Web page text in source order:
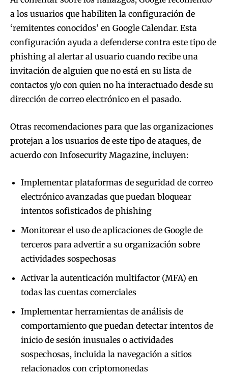
a los usuarios que habiliten la configuración de
‘remitentes conocidos’ en Google Calendar. Esta
configuración ayuda a defenderse contra este tipo de
phishing al alertar al usuario cuando recibe una
invitación de alguien que no está en su lista de
contactos y/o con quien no ha interactuado desde su
dirección de correo electrónico en el pasado.
Otras recomendaciones para que las organizaciones
protejan a los usuarios de este tipo de ataques, de
acuerdo con Infosecurity Magazine, incluyen:
Implementar plataformas de seguridad de correo
electrónico avanzadas que puedan bloquear
intentos sofisticados de phishing
Monitorear el uso de aplicaciones de Google de
terceros para advertir a su organización sobre
actividades sospechosas
Activar la autenticación multifactor (MFA) en
todas las cuentas comerciales
Implementar herramientas de análisis de
comportamiento que puedan detectar intentos de
inicio de sesión inusuales o actividades
sospechosas, incluida la navegación a sitios
relacionados con criptomonedas